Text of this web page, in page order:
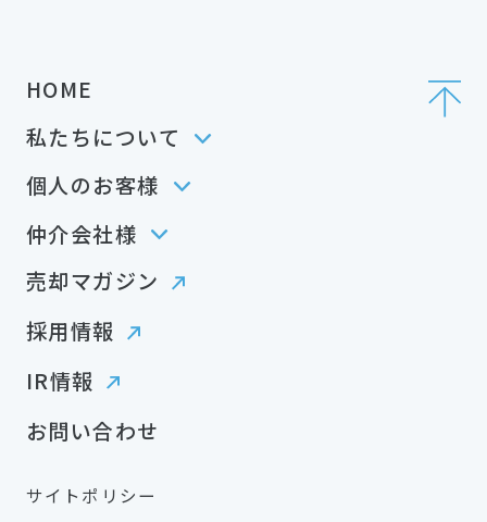
HOME
私たちについて
個人のお客様
仲介会社様
売却マガジン
採用情報
IR情報
お問い合わせ
サイトポリシー